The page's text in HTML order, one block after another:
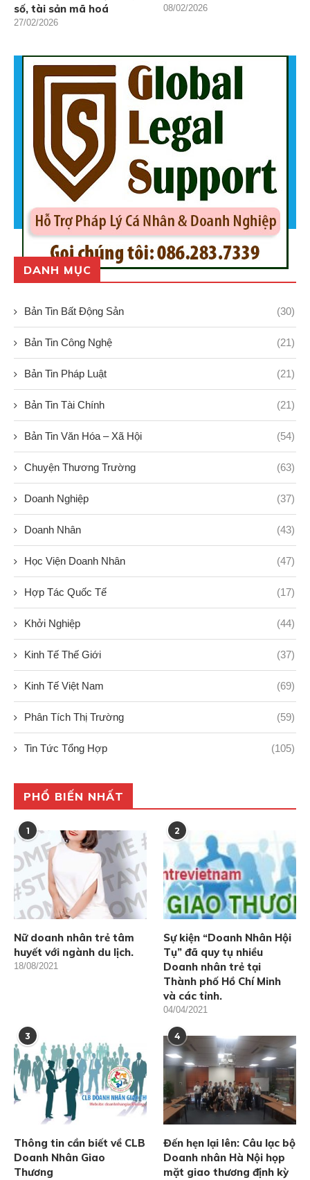
số, tài sản mã hoá
27/02/2026
08/02/2026
DANH MỤC
Bản Tin Bất Động Sản (30)
Bản Tin Công Nghệ (21)
Bản Tin Pháp Luật (21)
Bản Tin Tài Chính (21)
Bản Tin Văn Hóa – Xã Hội (54)
Chuyện Thương Trường (63)
Doanh Nghiệp (37)
Doanh Nhân (43)
Học Viện Doanh Nhân (47)
Hợp Tác Quốc Tế (17)
Khởi Nghiệp (44)
Kinh Tế Thế Giới (37)
Kinh Tế Việt Nam (69)
Phân Tích Thị Trường (59)
Tin Tức Tổng Hợp (105)
PHỔ BIẾN NHẤT
1
Nữ doanh nhân trẻ tâm
huyết với ngành du lịch.
18/08/2021
2
Sự kiện “Doanh Nhân Hội
Tụ” đã quy tụ nhiều
Doanh nhân trẻ tại
Thành phố Hồ Chí Minh
và các tỉnh.
04/04/2021
3
Thông tin cần biết về CLB
Doanh Nhân Giao
Thương
4
Đến hẹn lại lên: Câu lạc bộ
Doanh nhân Hà Nội họp
mặt giao thương định kỳ